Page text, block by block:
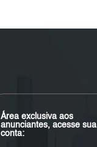
Área exclusiva aos
anunciantes, acesse sua
conta: